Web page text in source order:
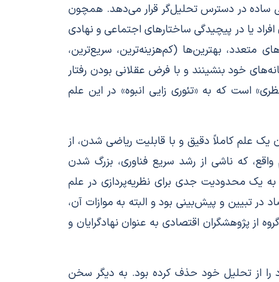
ساده در دسترس تحلیل‌گر قرار می‌دهد. همچون
یا در پیچیدگی ساختارهای اجتماعی و نهادی
متعدد، بهترین‌ها (کم‌هزینه‌ترین،‌ سریع‌ترین،‌
خود بنشینند و با فرض عقلانی بودن رفتار
است که به «تئوری زایی انبوه» در این علم
علم کاملاً دقیق و با قابلیت ریاضی شدن، از
که ناشی از رشد سریع فناوری، بزرگ شدن
یک محدودیت جدی برای نظریه‌پردازی در علم
تبیین و پیش‌بینی بود و البته به موازات آن،
از پژوهشگران اقتصادی به عنوان نهادگرایان و
را از تحلیل خود حذف کرده بود. به دیگر سخن